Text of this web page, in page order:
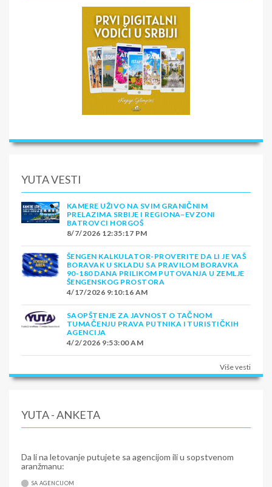
YUTA VESTI
KAMERE UŽIVO NA SVIM GRANIČNIM
PRELAZIMA SRBIJE I REGIONA–EVZONI
BATROVCI HORGOŠ
8/7/2026 12:35:17 PM
ŠENGEN KALKULATOR-PROVERITE DA LI JE VAŠ
BORAVAK U SKLADU SA PRAVILOM BORAVKA
90-180 DANA PRILIKOM PUTOVANJA U ZEMLJE
ŠENGENSKOG PROSTORA
4/17/2026 9:10:16 AM
SAOPŠTENJE ZA JAVNOST O TAČNOM
TUMAČENJU PRAVA PUTNIKA I TURISTIČKIH
AGENCIJA
4/2/2026 9:53:00 AM
Više vesti
YUTA - ANKETA
Da li na letovanje putujete sa agencijom ili u sopstvenom
aranžmanu:
SA AGENCIJOM